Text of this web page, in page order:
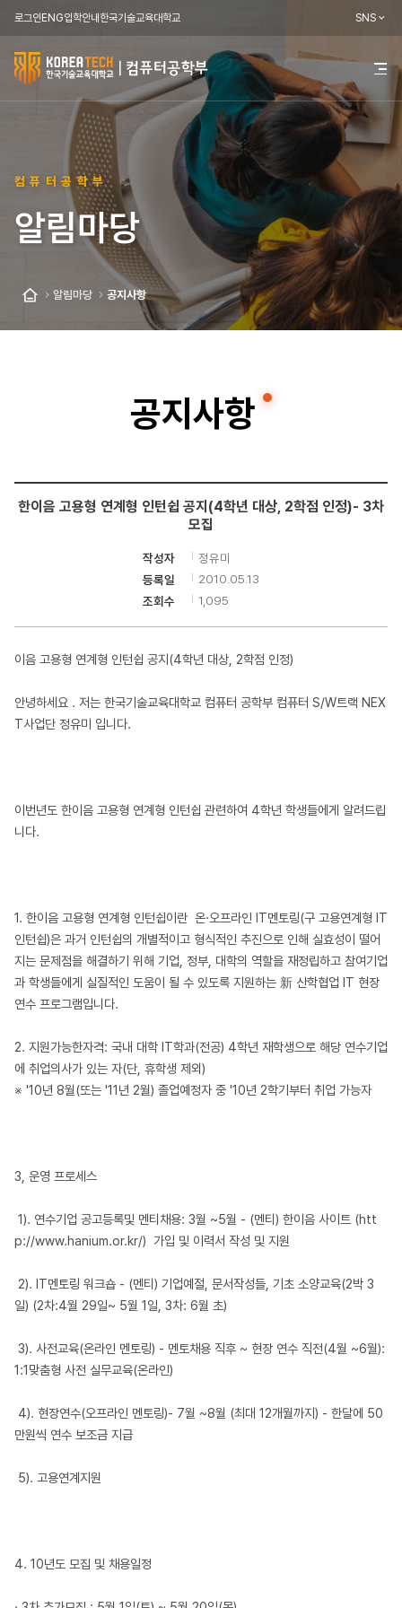
로그인ENG입학안내한국기술교육대학교 SNS
한
국
교
육
학
교
학
부
전
메
기
컴퓨터공학부
알림마당
알림마당 공지사항
공지사항
한이음 고용형 연계형 인턴쉽 공지(4학년 대상, 2학점 인정)- 3차
모집
작성자
정유미
등록일
2010.05.13
조회수
1,095
이음 고용형 연계형 인턴쉽 공지(4학년 대상, 2학점 인정)
안녕하세요 . 저는 한국기술교육대학교 컴퓨터 공학부 컴퓨터 S/W트랙 NEX
T사업단 정유미 입니다.
이번년도 한이음 고용형 연계형 인턴쉽 관련하여 4학년 학생들에게 알려드립
니다.
1. 한이음 고용형 연계형 인턴쉽이란 온·오프라인 IT멘토링(구 고용연계형 IT
인턴쉽)은 과거 인턴쉽의 개별적이고 형식적인 추진으로 인해 실효성이 떨어
지는 문제점을 해결하기 위해 기업, 정부, 대학의 역할을 재정립하고 참여기업
과 학생들에게 실질적인 도움이 될 수 있도록 지원하는 新 산학협업 IT 현장
연수 프로그램입니다.
2. 지원가능한자격: 국내 대학 IT학과(전공) 4학년 재학생으로 해당 연수기업
에 취업의사가 있는 자(단, 휴학생 제외)
※ '10년 8월(또는 '11년 2월) 졸업예정자 중 '10년 2학기부터 취업 가능자
3, 운영 프로세스
1). 연수기업 공고등록및 멘티채용: 3월 ~5월 - (멘티) 한이음 사이트 (htt
p://www.hanium.or.kr/) 가입 및 이력서 작성 및 지원
2). IT멘토링 워크숍 - (멘티) 기업예절, 문서작성들, 기초 소양교육(2박 3
일) (2차:4월 29일~ 5월 1일, 3차: 6월 초)
3). 사전교육(온라인 멘토링) - 멘토채용 직후 ~ 현장 연수 직전(4월 ~6월):
1:1맞춤형 사전 실무교육(온라인)
4). 현장연수(오프라인 멘토링)- 7월 ~8월 (최대 12개월까지) - 한달에 50
만원씩 연수 보조금 지급
5). 고용연계지원
4. 10년도 모집 및 채용일정